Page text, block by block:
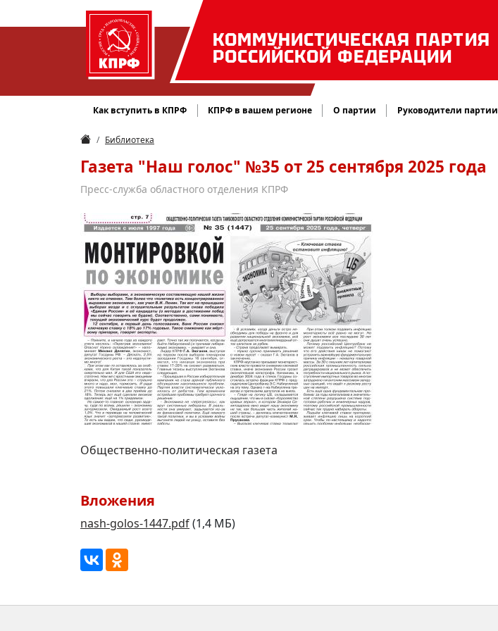
КОММУНИСТИЧЕСКАЯ ПАРТИЯ
РОССИЙСКОЙ ФЕДЕРАЦИИ
Как вступить в КПРФ КПРФ в вашем регионе О партии Руководители партии
Библиотека
Газета "Наш голос" №35 от 25 сентября 2025 года
Пресс-служба областного отделения КПРФ
Общественно-политическая газета
Вложения
nash-golos-1447.pdf(1,4 МБ)